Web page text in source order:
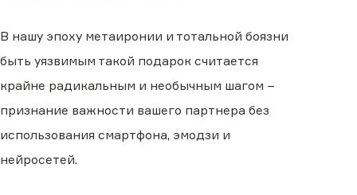
В нашу эпоху метаиронии и тотальной боязни
быть уязвимым такой подарок считается
крайне радикальным и необычным шагом −
признание важности вашего партнера без
использования смартфона, эмодзи и
нейросетей.